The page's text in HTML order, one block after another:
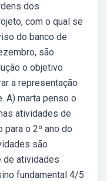
dos
com o qual se
do banco de
são
o objetivo
a representação
A) marta penso o
atividades de
o 2º ano do
são
de atividades
fundamental 4/5